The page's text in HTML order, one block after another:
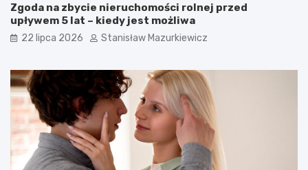
Zgoda na zbycie nieruchomości rolnej przed
upływem 5 lat – kiedy jest możliwa
22 lipca 2026 Stanisław Mazurkiewicz